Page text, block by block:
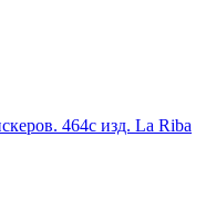
464с изд. La Riba